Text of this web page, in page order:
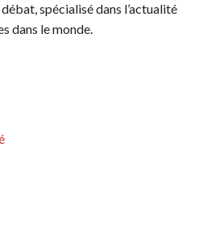
spécialisé dans l’actualité
dans le monde.